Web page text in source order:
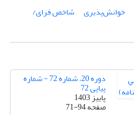
خوانش‌پذیری
شاخص فرای/
دوره 20، شماره 72 - شماره
پیاپی 72
پاییز 1403
صفحه71-94